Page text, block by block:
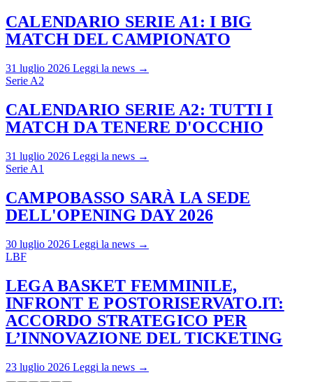
CALENDARIO SERIE A1: I BIG
MATCH DEL CAMPIONATO
31 luglio 2026 Leggi la news →
Serie A2
CALENDARIO SERIE A2: TUTTI I
MATCH DA TENERE D'OCCHIO
31 luglio 2026 Leggi la news →
Serie A1
CAMPOBASSO SARÀ LA SEDE
DELL'OPENING DAY 2026
30 luglio 2026 Leggi la news →
LBF
LEGA BASKET FEMMINILE,
INFRONT E POSTORISERVATO.IT:
ACCORDO STRATEGICO PER
L’INNOVAZIONE DEL TICKETING
23 luglio 2026 Leggi la news →